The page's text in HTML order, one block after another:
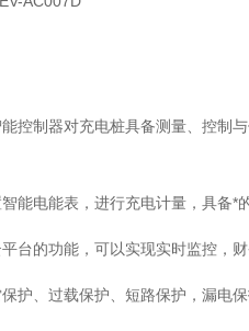
控制器对充电桩具备测量、控制
能电能表，进行充电计量，具备*
台的功能，可以实现实时监控，财
护、过载保护、短路保护，漏电保